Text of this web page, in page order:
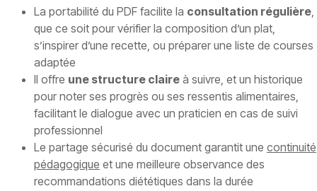
La portabilité du PDF facilite la consultation régulière
que ce soit pour vérifier la composition d’un plat,
s’inspirer d’une recette, ou préparer une liste de courses
adaptée
Il offre une structure claire à suivre, et un historique
pour noter ses progrès ou ses ressentis alimentaires,
facilitant le dialogue avec un praticien en cas de suivi
professionnel
Le partage sécurisé du document garantit une continuité
pédagogique et une meilleure observance des
recommandations diététiques dans la durée